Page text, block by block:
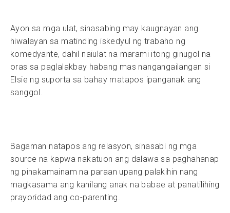
Ayon sa mga ulat, sinasabing may kaugnayan ang
hiwalayan sa matinding iskedyul ng trabaho ng
komedyante, dahil naiulat na marami itong ginugol na
oras sa paglalakbay habang mas nangangailangan si
Elsie ng suporta sa bahay matapos ipanganak ang
sanggol.
Bagaman natapos ang relasyon, sinasabi ng mga
source na kapwa nakatuon ang dalawa sa paghahanap
ng pinakamainam na paraan upang palakihin nang
magkasama ang kanilang anak na babae at panatilihing
prayoridad ang co-parenting.